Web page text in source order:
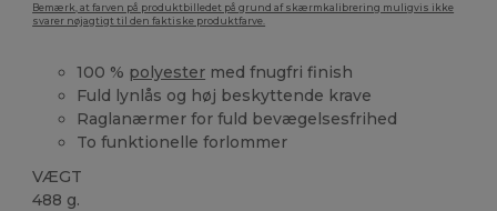
Bemærk, at farven på produktbilledet på grund af skærmkalibrering muligvis ikke
svarer nøjagtigt til den faktiske produktfarve.
100 % polyester med fnugfri finish
Fuld lynlås og høj beskyttende krave
Raglanærmer for fuld bevægelsesfrihed
To funktionelle forlommer
VÆGT
488 g.